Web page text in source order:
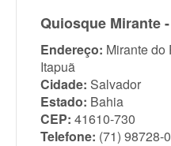
Quiosque Mirante
Endereço: Mirante do
Itapuã
Cidade: Salvador
Estado: Bahia
CEP: 41610-730
Telefone: (71) 98728-